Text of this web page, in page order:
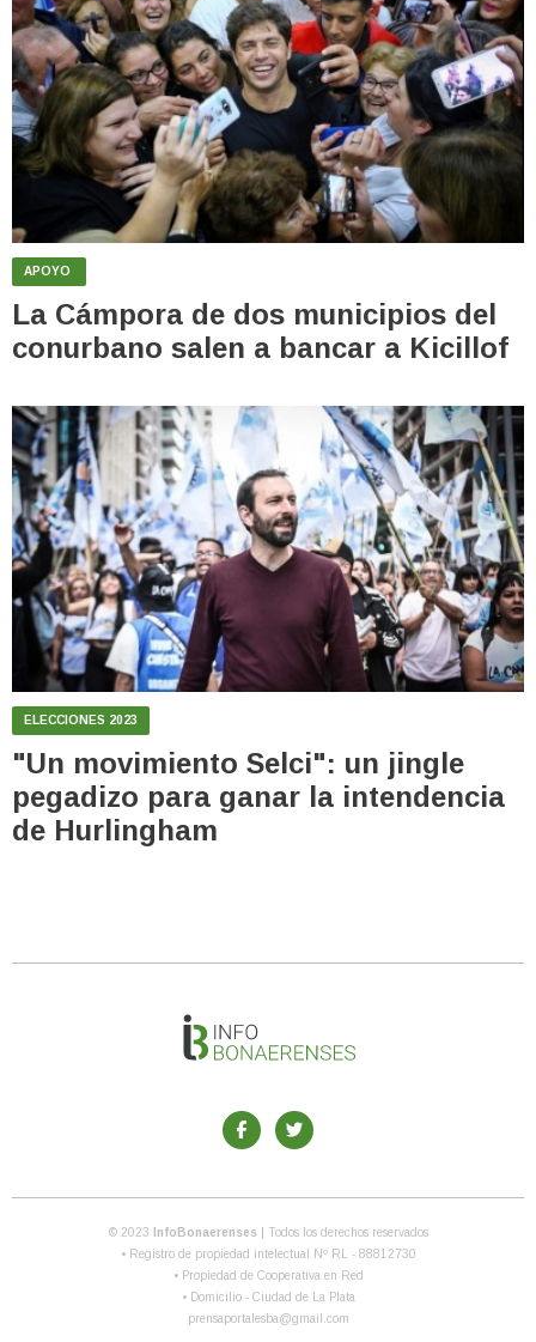
APOYO
La Cámpora de dos municipios del
conurbano salen a bancar a Kicillof
ELECCIONES 2023
"Un movimiento Selci": un jingle
pegadizo para ganar la intendencia
de Hurlingham
© 2023 InfoBonaerenses
| Todos los derechos reservados
• Registro de propiedad intelectual Nº RL - 88812730
• Propiedad de Cooperativa en Red
• Domicilio - Ciudad de La Plata
prensaportalesba@gmail.com